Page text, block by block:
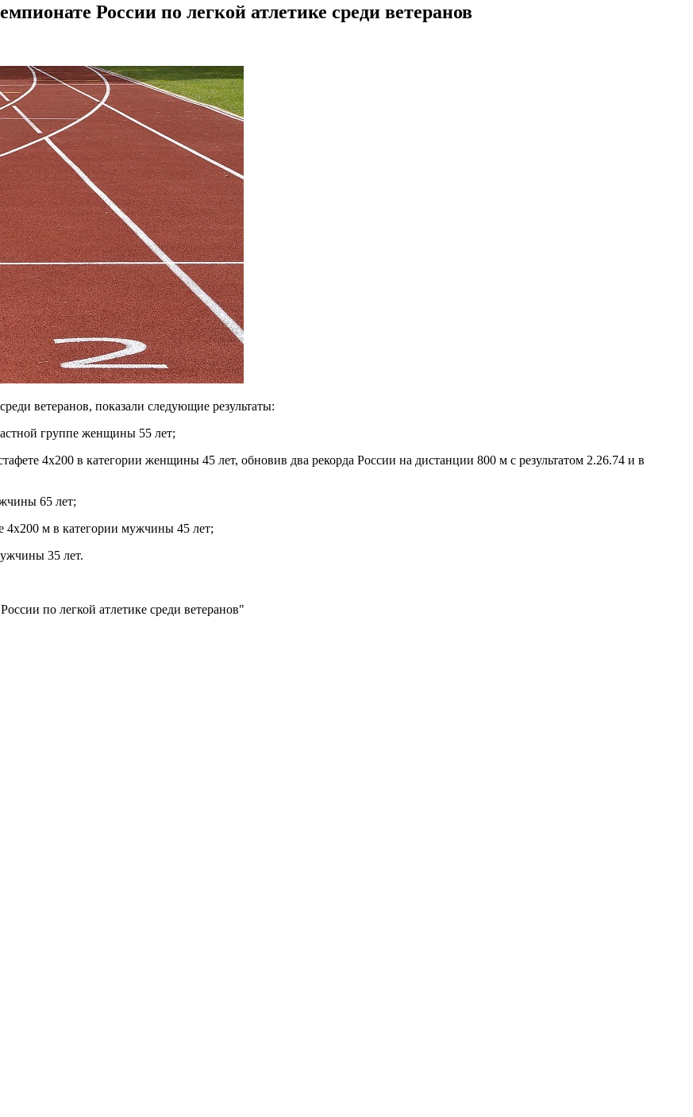
России по легкой атлетике среди ветеранов
ветеранов, показали следующие результаты:
группе женщины 55 лет;
4х200 в категории женщины 45 лет, обновив два рекорда России на дистанции 800 м с результатом 2.26.74 и в
65 лет;
4х200 м в категории мужчины 45 лет;
35 лет.
по легкой атлетике среди ветеранов"